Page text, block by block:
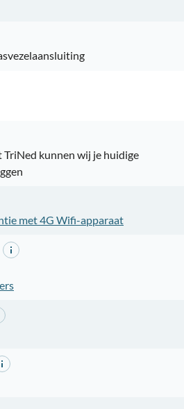
TriNed kunnen wij je huidige
met 4G Wifi-apparaat